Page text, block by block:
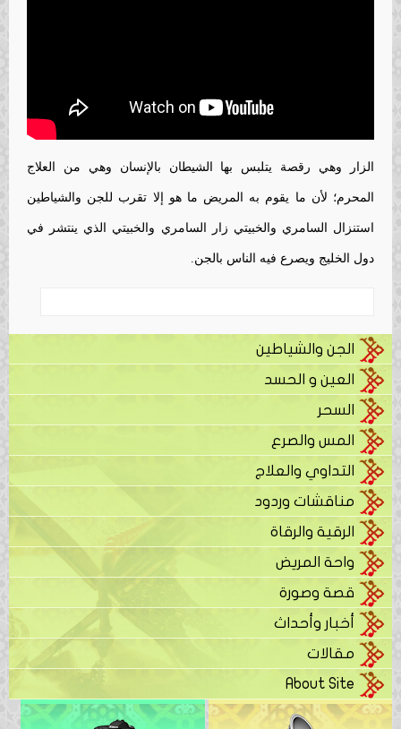
الزار وهي رقصة يتلبس بها الشيطان بالإنسان وهي من العلاج
المحرم؛ لأن ما يقوم به المريض ما هو إلا تقرب للجن والشياطين
استنزال السامري والخبيتي زار السامري والخبيتي الذي ينتشر في
دول الخليج ويصرع فيه الناس بالجن.
الجن والشياطين
العين و الحسد
السحر
المس والصرع
التداوي والعلاج
مناقشات وردود
الرقية والرقاة
واحة المريض
قصة وصورة
أخبار وأحداث
مقالات
About Site